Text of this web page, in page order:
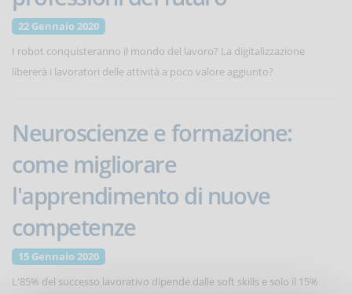
22 Gennaio 2020
I robot conquisteranno il mondo del lavoro? La digitalizzazione
libererà i lavoratori delle attività a poco valore aggiunto?
Neuroscienze e formazione:
come migliorare
l'apprendimento di nuove
competenze
15 Gennaio 2020
L'85% del successo lavorativo dipende dalle soft skills e solo il 15%